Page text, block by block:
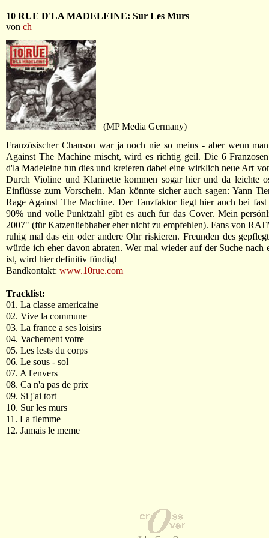
10 RUE D'LA MADELEINE: Sur Les Murs
von ch
(MP Media Germany)
Französischer Chanson war ja noch nie so meins - aber wenn
Against The Machine mischt, wird es richtig geil. Die 6
d'la Madeleine tun dies und kreieren dabei eine wirklich neue Art
Durch Violine und Klarinette kommen sogar hier und da leichte
Einflüsse zum Vorschein. Man könnte sicher auch sagen: Yann
Rage Against The Machine. Der Tanzfaktor liegt hier auch bei fast
90% und volle Punktzahl gibt es auch für das Cover. Mein
2007" (für Katzenliebhaber eher nicht zu empfehlen). Fans von
ruhig mal das ein oder andere Ohr riskieren. Freunden des
würde ich eher davon abraten. Wer mal wieder auf der Suche nach
ist, wird hier definitiv fündig!
Bandkontakt: www.10rue.com
Tracklist:
01. La classe americaine
02. Vive la commune
03. La france a ses loisirs
04. Vachement votre
05. Les lests du corps
06. Le sous - sol
07. A l'envers
08. Ca n'a pas de prix
09. Si j'ai tort
10. Sur les murs
11. La flemme
12. Jamais le meme